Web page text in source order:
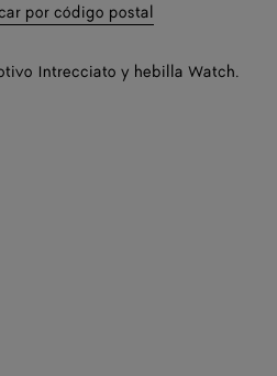
Quiero recibir una
Quiero recibir una
cesta
por código postal
Intrecciato y hebilla Watch.